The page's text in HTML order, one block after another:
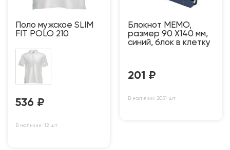
Поло мужское SLIM
FIT POLO 210
536 ₽
В наличии: 12 шт
Блокнот MEMO,
размер 90 Х140 мм,
синий, блок в клетку
201 ₽
В наличии: 2051 шт